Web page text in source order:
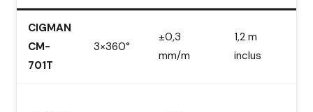
CIGMAN
CM-
701T
3×360°
±0,3
mm/m
1,2 m
inclus